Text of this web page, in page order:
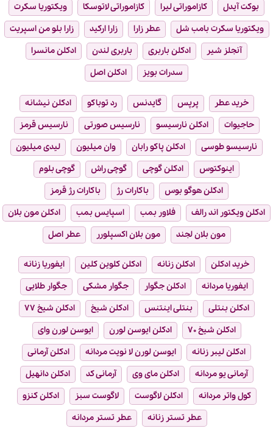
بوکت آیدل
کازاموراتی لیرا کازاموراتی لاتوسکا
ویکتوریا سکرت
ویکتوریا سکرت بامب شل
عطر زارا زارا ارکید
زارا بلو من اسپریت
آنجلز شیر
ادکلن باربری باربری لندن
ادکلن مانسرا
سدرات بویز
ادکلن اصل
خرید عطر پرپس گایدنس رد توباکو
ادکلن نیشانه
حاجیوات
ادکلن نارسیسو نارسیس صورتی
نارسیس قرمز
نارسیسو طوسی
ادکلن پاکو رابان وان میلیون
لیدی میلیون
اینوکتوس
ادکلن گوچی گوچی راش
گوچی بلوم
ادکلن هوگو بوس
باکارات رژ
باکارات رژ قرمز
ادکلن ویکتور اند رالف
فلاور بمب اسپایس بمب
ادکلن مون بلان
مون بلان لجند
مون بلان اکسپلورر عطر اصل
خرید ادکلن ادکلن زنانه ادکلن کلوین کلین
ایفوریا زنانه
ایفوریا مردانه
ادکلن جگوار جگوار مشکی
جگوار طلایی
ادکلن بنتلی
بنتلی اینتنس ادکلن شیخ
ادکلن شیخ ۷۷
ادکلن شیخ ۷۰
ادکلن ایوسن لورن
ایوسن لورن وای
ادکلن لیبر زنانه
ایوسن لورن لا نویت مردانه
ادکلن آرمانی
آرمانی یو مردانه
ادکلن مای وی آرمانی کد
ادکلن دانهیل
کول واتر مردانه
ادکلن لاگوست لاگوست سبز
ادکلن کنزو
عطر تستر زنانه
عطر تستر مردانه